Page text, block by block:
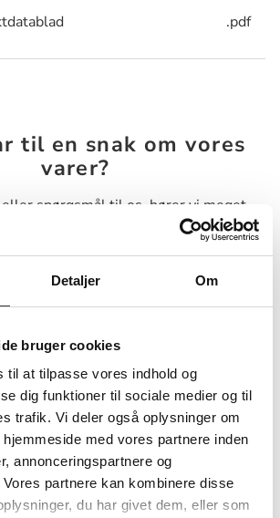
Detaljer Om
bruger cookies
til at tilpasse vores indhold og
dig funktioner til sociale medier og til
trafik. Vi deler også oplysninger om
med vores partnere inden
annonceringspartnere og
partnere kan kombinere disse
du har givet dem, eller som
.pdf
til en snak om vores
varer?
spørgsmål til os, hører vi meget
nedenstående kontaktformular og